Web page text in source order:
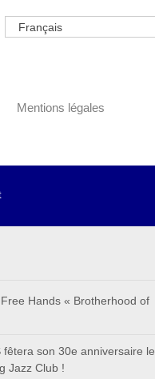
Français
Mentions légales
Hands « Brotherhood of
fêtera son 30e anniversaire le
Jazz Club !